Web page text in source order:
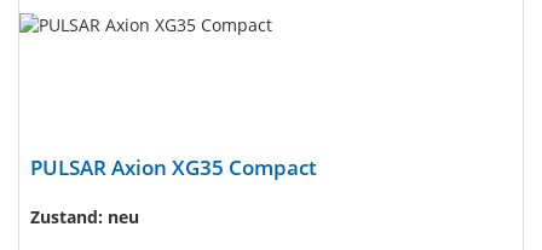
PULSAR Axion XG35 Compact
Zustand: neu